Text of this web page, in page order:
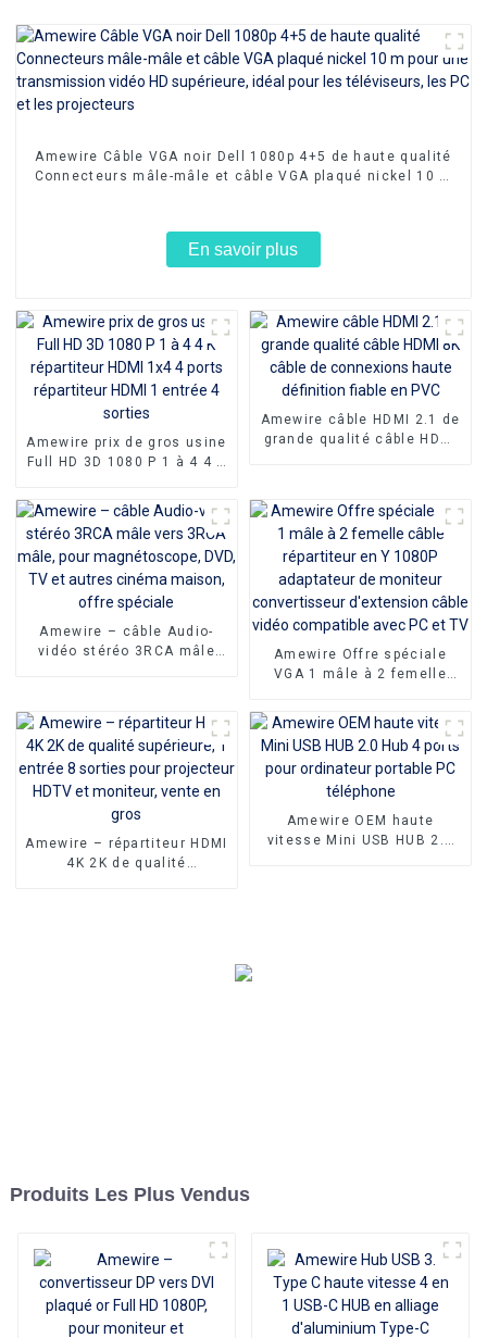
Amewire Câble VGA noir Dell 1080p 4+5 de haute qualité
Connecteurs mâle-mâle et câble VGA plaqué nickel 10 m
En savoir plus
Amewire prix de gros usine
Full HD 3D 1080 P 1 à 4 4 K
ports répartiteur HDMI 1
entrée 4 sorties
Amewire câble HDMI 2.1 de
grande qualité câble HDMI
Amewire – câble Audio-
vidéo stéréo 3RCA mâle
offre spéciale
Amewire Offre spéciale
VGA 1 mâle à 2 femelle
1080P adaptateur de
moniteur convertisseur
d'extension câble vidéo
compatible avec PC et TV
Amewire – répartiteur HDMI
4K 2K de qualité
Amewire OEM haute
vitesse Mini USB HUB 2.0
Produits Les Plus Vendus